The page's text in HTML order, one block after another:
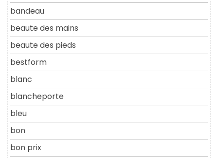
bandeau
beaute des mains
beaute des pieds
bestform
blanc
blancheporte
bleu
bon
bon prix